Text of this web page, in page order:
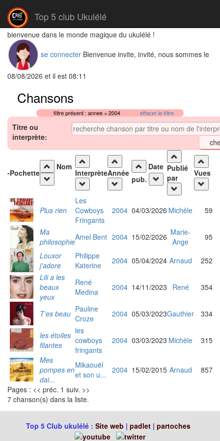
Top 5 club Ukulélé
bienvenue dans le monde magique du ukulélé !
se connecter Bienvenue invite, invité, nous sommes le
08/08/2026 et il est 08:11
Chansons
filtre présent : annee = 2004 effacer le filtre
Titre ou
interprète:
-Pochette
Nom
InterprèteAnnée
Date
pub.
Publié
par
Vues
Plus rien
Les
Cowboys
Fringants
2004 04/03/2026 Michèle 59
Ma
philosophieAmel Bent 2004 15/02/2026 Marie-
Ange
95
Louxor
j'adore
Philippe
Katerine
2004 05/04/2024 Arnaud
252
Lili a les
beaux
yeux
René
Medina
2004 14/11/2023 René 354
T'es beau Pauline
Croze
2004 05/03/2023Gauthier 334
les étoiles
filantes
les
cowboys
fringants
2004 03/03/2023 Michèle
315
Mes
pompes en
dai...
Mikaouël
et son u...
2004 15/02/2015 Arnaud
857
Pages : << préc. 1 suiv. >>
7 chanson(s) dans la liste.
Top 5 Club ukulélé : Site web | padlet | partoches